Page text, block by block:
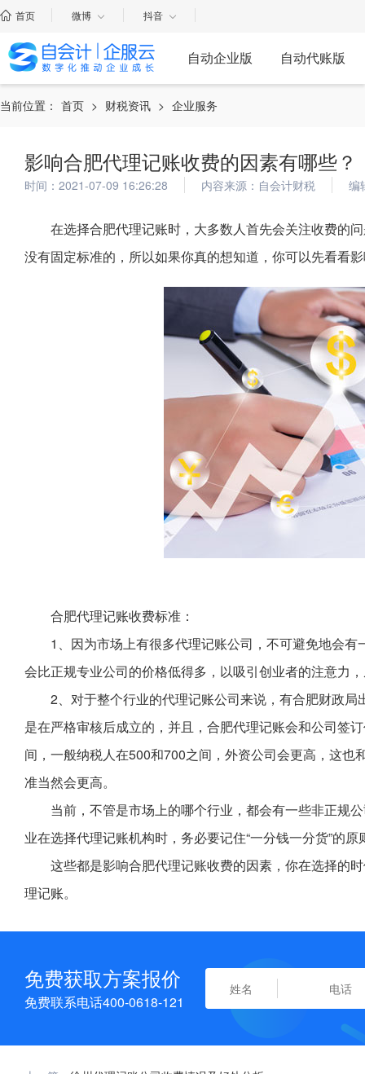
首页 微博 抖音
自动企业版 自动代账版
当前位置： 首页 > 财税资讯 > 企业服务
影响合肥代理记账收费的因素有哪些？
时间：2021-07-09 16:26:28 内容来源：自会计财税 编
在选择合肥代理记账时，大多数人首先会关注收费的
没有固定标准的，所以如果你真的想知道，你可以先看看
合肥代理记账收费标准：
1、因为市场上有很多代理记账公司，不可避免地会
会比正规专业公司的价格低得多，以吸引创业者的注意力
2、对于整个行业的代理记账公司来说，有合肥财政
是在严格审核后成立的，并且，合肥代理记账会和公司签
间，一般纳税人在500和700之间，外资公司会更高，这
准当然会更高。
当前，不管是市场上的哪个行业，都会有一些非正规
业在选择代理记账机构时，务必要记住“一分钱一分货”的
这些都是影响合肥代理记账收费的因素，你在选择的
理记账。
免费获取方案报价
免费联系电话400-0618-121